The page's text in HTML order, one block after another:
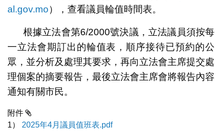
al.gov.mo），查看議員輪值時間表。
根據立法會第6/2000號決議，立法議員須按每
一立法會期訂出的輪值表，順序接待已預約的公
眾，並分析及處理其要求，再向立法會主席提交處
理個案的摘要報告，最後立法會主席會將報告內容
通知有關市民。
附件
1）
2025年4月議員值班表.pdf